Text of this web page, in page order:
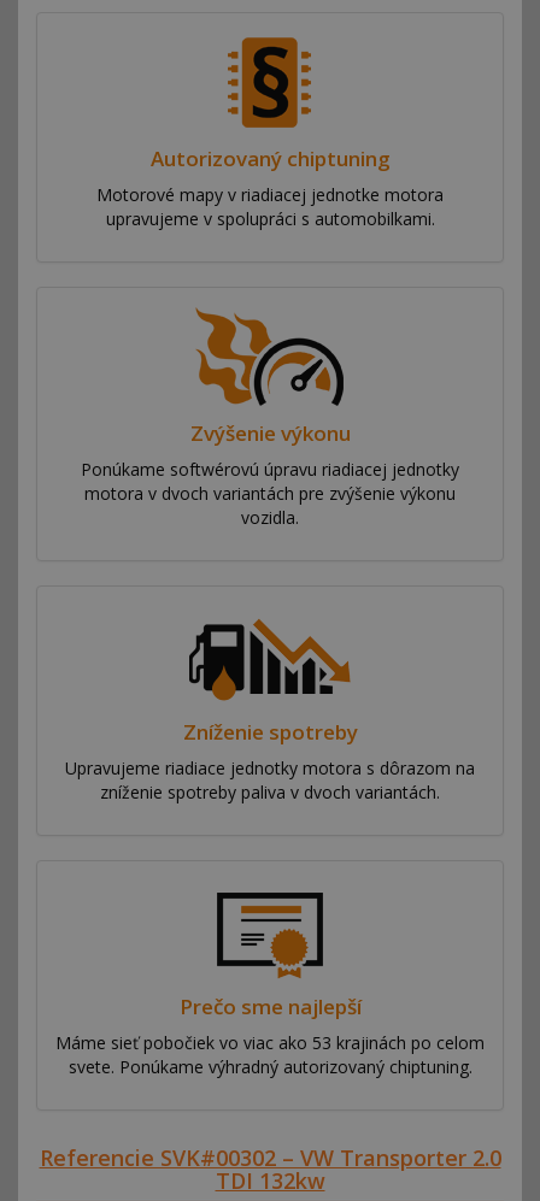
Autorizovaný chiptuning
Motorové mapy v riadiacej jednotke motora
upravujeme v spolupráci s automobilkami.
Zvýšenie výkonu
Ponúkame softwérovú úpravu riadiacej jednotky
motora v dvoch variantách pre zvýšenie výkonu
vozidla.
Zníženie spotreby
Upravujeme riadiace jednotky motora s dôrazom na
zníženie spotreby paliva v dvoch variantách.
Prečo sme najlepší
Máme sieť pobočiek vo viac ako 53 krajinách po celom
svete. Ponúkame výhradný autorizovaný chiptuning.
Referencie SVK#00302 – VW Transporter 2.0
TDI 132kw